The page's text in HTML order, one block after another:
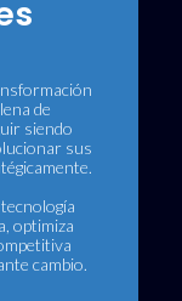
de
siendo
sus
optimiza
cambio.